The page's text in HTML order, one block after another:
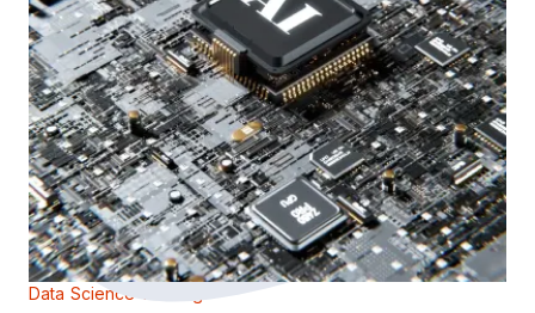
Data Science-Katalog